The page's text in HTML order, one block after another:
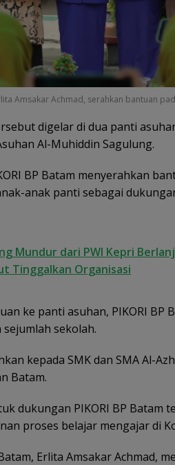
Amsakar Achmad, serahkan bantuan
digelar di dua panti
Al-Muhiddin Sagulung.
BP Batam menyerahkan
anak panti sebagai
Mundur dari PWI Kepri
Tinggalkan Organisasi
ke panti asuhan, PIKORI BP
sekolah.
kepada SMK dan SMA Al-
Batam.
dukungan PIKORI BP Batam
proses belajar mengajar di
Erlita Amsakar Achmad,
Dugaan Penipuan
Rekrutmen Calon
Anggota Polri di
Lingga, Uang
Diselesaikan Secara
Kekeluargaan
Demo di
ASPEK
PKH Tinjau
Lingga
Sawit